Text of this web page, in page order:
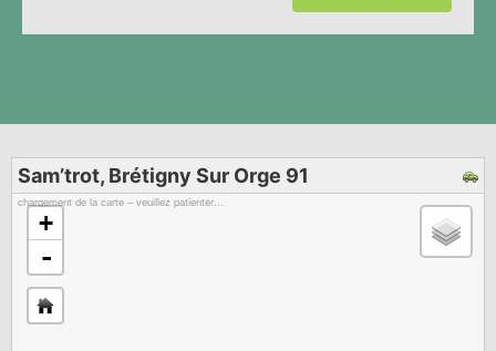
Sam’trot, Brétigny Sur Orge 91
chargement de la carte – veuillez patienter…
+
-